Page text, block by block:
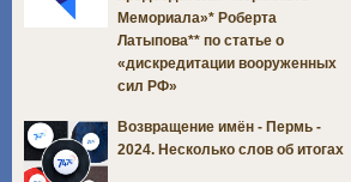
Мемориала»* Роберта
Латыпова** по статье о
«дискредитации вооруженных
сил РФ»
Возвращение имён - Пермь -
2024. Несколько слов об итогах